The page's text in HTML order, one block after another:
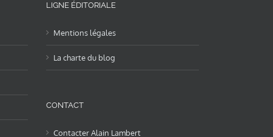
LIGNE ÉDITORIALE
Mentions légales
La charte du blog
CONTACT
Contacter Alain Lambert